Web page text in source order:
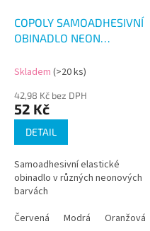
COPOLY SAMOADHESIVNÍ
OBINADLO NEON
Skladem (>20 ks)
42,98 Kč bez DPH
52 Kč
DETAIL
Samoadhesivní elastické
obinadlo v různých neonových
barvách
Červená
Modrá Oranžová